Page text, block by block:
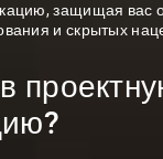
защищая вас
и скрытых